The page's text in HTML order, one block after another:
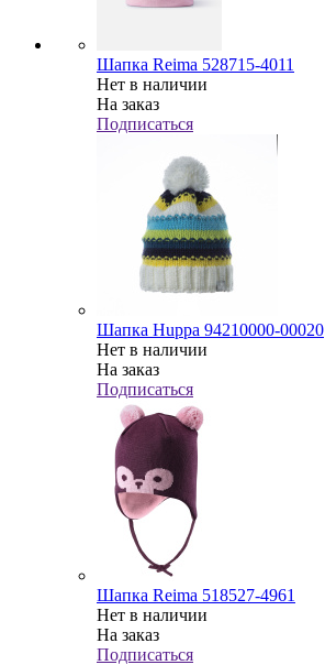
Шапка Reima 528715-4011
Нет в наличии
На заказ
Подписаться
Шапка Huppa 94210000-00020
Нет в наличии
На заказ
Подписаться
Шапка Reima 518527-4961
Нет в наличии
На заказ
Подписаться